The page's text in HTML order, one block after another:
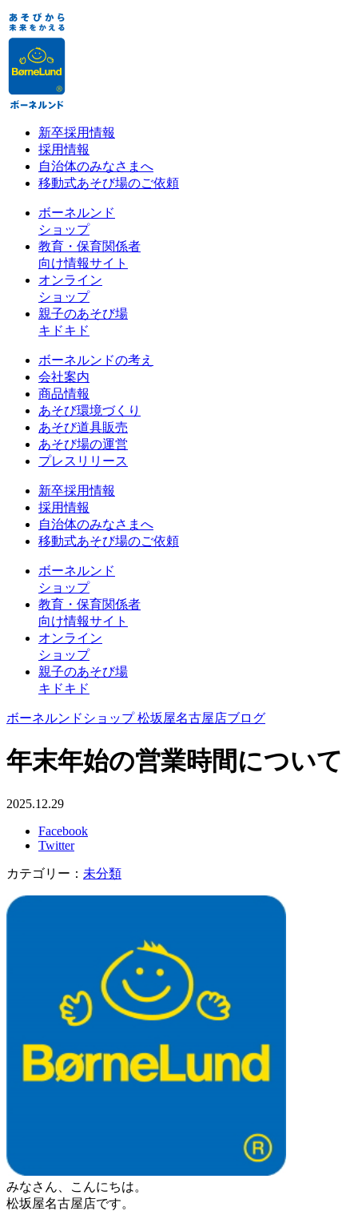
新卒採用情報
採用情報
自治体のみなさまへ
移動式あそび場のご依頼
ボーネルンド
ショップ
教育・保育関係者
向け情報サイト
オンライン
ショップ
親子のあそび場
キドキド
ボーネルンドの考え
会社案内
商品情報
あそび環境づくり
あそび道具販売
あそび場の運営
プレスリリース
新卒採用情報
採用情報
自治体のみなさまへ
移動式あそび場のご依頼
ボーネルンド
ショップ
教育・保育関係者
向け情報サイト
オンライン
ショップ
親子のあそび場
キドキド
ボーネルンドショップ 松坂屋名古屋店ブログ
年末年始の営業時間について
2025.12.29
Facebook
Twitter
カテゴリー： 未分類
みなさん、こんにちは。
松坂屋名古屋店です。